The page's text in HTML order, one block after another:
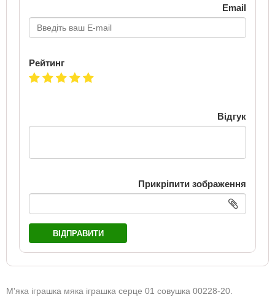
Email
Рейтинг
Відгук
Прикріпити зображення
ВІДПРАВИТИ
М'яка іграшка мяка іграшка серце 01 совушка 00228-20.